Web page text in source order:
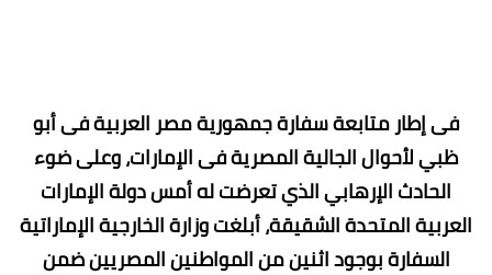
فى إطار متابعة سفارة جمهورية مصر العربية فى أبو
ظبي لأحوال الجالية المصرية فى الإمارات، وعلى ضوء
الحادث الإرهابي الذي تعرضت له أمس دولة الإمارات
العربية المتحدة الشقيقة، أبلغت وزارة الخارجية الإماراتية
السفارة بوجود اثنين من المواطنين المصريين ضمن